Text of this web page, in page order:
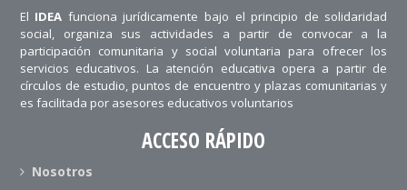
El IDEA funciona jurídicamente bajo el principio de solidaridad
social, organiza sus actividades a partir de convocar a la
participación comunitaria y social voluntaria para ofrecer los
servicios educativos. La atención educativa opera a partir de
círculos de estudio, puntos de encuentro y plazas comunitarias y
es facilitada por asesores educativos voluntarios
ACCESO RÁPIDO
Nosotros